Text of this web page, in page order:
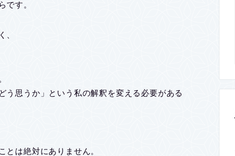
です。
、
う思うか」という私の解釈を変える必要がある
とは絶対にありません。